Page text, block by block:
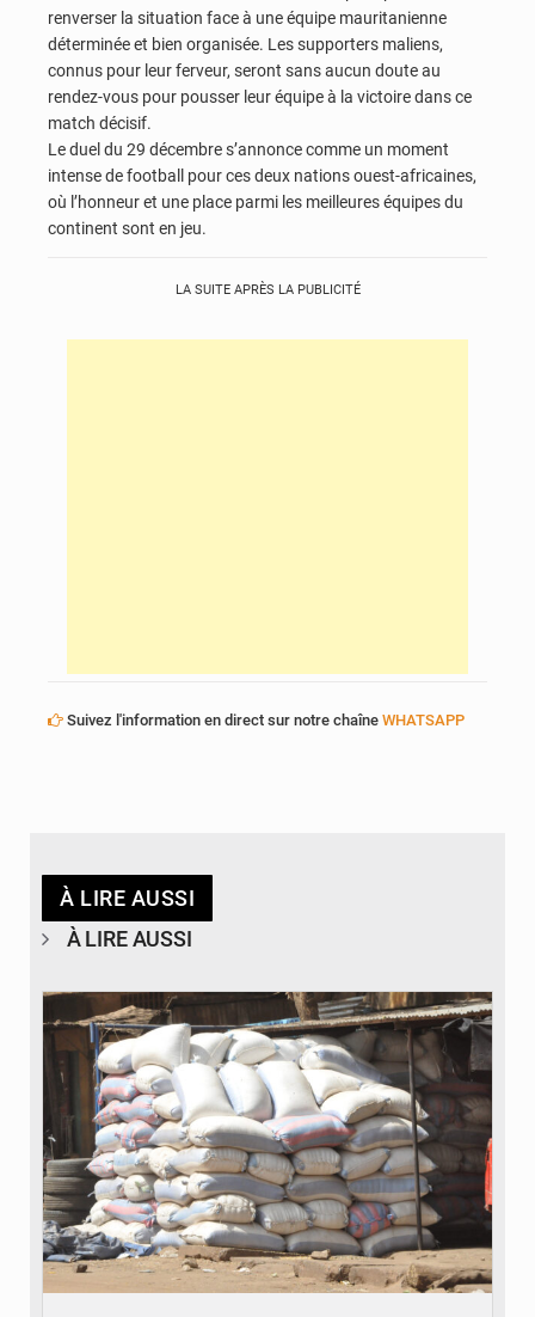
renverser la situation face à une équipe mauritanienne
déterminée et bien organisée. Les supporters maliens,
connus pour leur ferveur, seront sans aucun doute au
rendez-vous pour pousser leur équipe à la victoire dans ce
match décisif.
Le duel du 29 décembre s’annonce comme un moment
intense de football pour ces deux nations ouest-africaines,
où l’honneur et une place parmi les meilleures équipes du
continent sont en jeu.
LA SUITE APRÈS LA PUBLICITÉ
Suivez l'information en direct sur notre chaîne WHATSAPP
À LIRE AUSSI
À LIRE AUSSI
© Daou